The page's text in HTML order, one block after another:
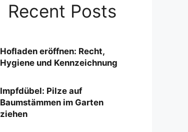
Recent Posts
Hofladen eröffnen: Recht,
Hygiene und Kennzeichnung
Impfdübel: Pilze auf
Baumstämmen im Garten
ziehen